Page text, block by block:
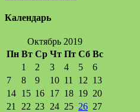
Календарь
Октябрь 2019
Пн Вт Ср Чт Пт Сб Вс
1
2 3 4 5
6
7
8 9 10 11 12 13
14 15 16 17 18 19 20
21
22 23 24 25 26 27